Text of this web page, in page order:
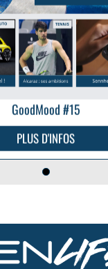
GoodMood #15
PLUS D'INFOS